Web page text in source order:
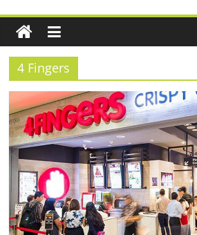
ธุรกิจ
SME
แห่ง
ประเทศไทย,
4 Fingers